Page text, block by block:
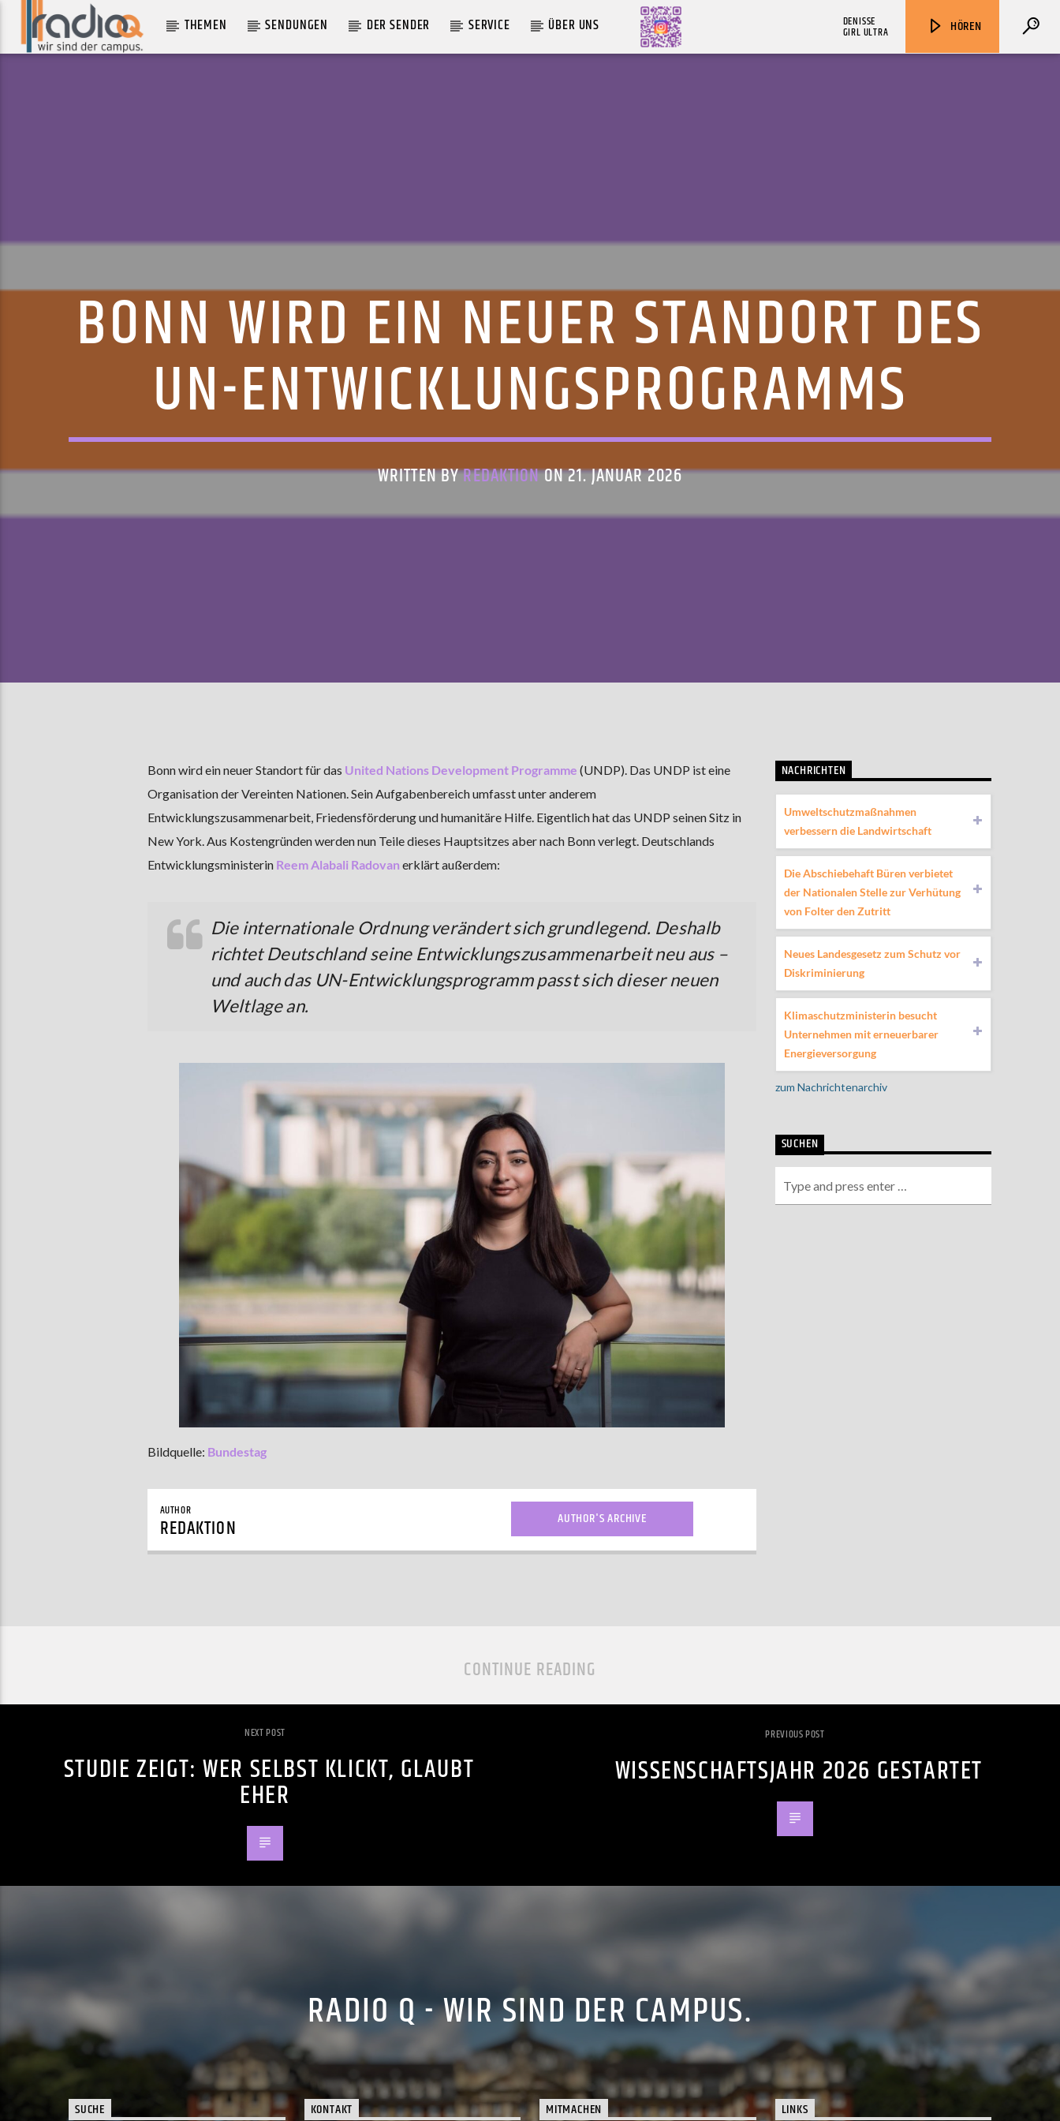
THEMEN SENDUNGEN DER SENDER SERVICE ÜBER UNS HÖREN
DENISSE
GIRL ULTRA
BONN WIRD EIN NEUER STANDORT DES
UN-ENTWICKLUNGSPROGRAMMS
WRITTEN BYREDAKTIONON 21. JANUAR 2026
Bonn wird ein neuer Standort für das United Nations Development Programme (UNDP). Das UNDP ist eine
Organisation der Vereinten Nationen. Sein Aufgabenbereich umfasst unter anderem
Entwicklungszusammenarbeit, Friedensförderung und humanitäre Hilfe. Eigentlich hat das UNDP seinen Sitz in
New York. Aus Kostengründen werden nun Teile dieses Hauptsitzes aber nach Bonn verlegt. Deutschlands
Entwicklungsministerin Reem Alabali Radovan erklärt außerdem:
Die internationale Ordnung verändert sich grundlegend. Deshalb
richtet Deutschland seine Entwicklungszusammenarbeit neu aus –
und auch das UN-Entwicklungsprogramm passt sich dieser neuen
Weltlage an.
Bildquelle: Bundestag
AUTHOR
REDAKTION AUTHOR'S ARCHIVE
NACHRICHTEN
Umweltschutzmaßnahmen
verbessern die Landwirtschaft
Die Abschiebehaft Büren verbietet
der Nationalen Stelle zur Verhütung
von Folter den Zutritt
Neues Landesgesetz zum Schutz vor
Diskriminierung
Klimaschutzministerin besucht
Unternehmen mit erneuerbarer
Energieversorgung
zum Nachrichtenarchiv
SUCHEN
CONTINUE READING
NEXT POST
STUDIE ZEIGT: WER SELBST KLICKT, GLAUBT
EHER
PREVIOUS POST
WISSENSCHAFTSJAHR 2026 GESTARTET
RADIO Q - WIR SIND DER CAMPUS.
SUCHE KONTAKT MITMACHEN LINKS